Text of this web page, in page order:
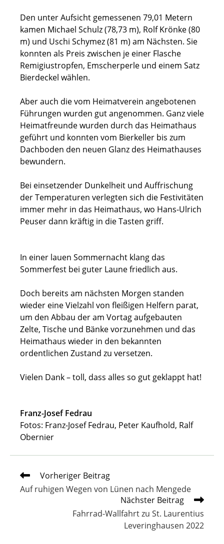
Den unter Aufsicht gemessenen 79,01 Metern
kamen Michael Schulz (78,73 m), Rolf Krönke (80
m) und Uschi Schymez (81 m) am Nächsten. Sie
konnten als Preis zwischen je einer Flasche
Remigiustropfen, Emscherperle und einem Satz
Bierdeckel wählen.
Aber auch die vom Heimatverein angebotenen
Führungen wurden gut angenommen. Ganz viele
Heimatfreunde wurden durch das Heimathaus
geführt und konnten vom Bierkeller bis zum
Dachboden den neuen Glanz des Heimathauses
bewundern.
Bei einsetzender Dunkelheit und Auffrischung
der Temperaturen verlegten sich die Festivitäten
immer mehr in das Heimathaus, wo Hans-Ulrich
Peuser dann kräftig in die Tasten griff.
In einer lauen Sommernacht klang das
Sommerfest bei guter Laune friedlich aus.
Doch bereits am nächsten Morgen standen
wieder eine Vielzahl von fleißigen Helfern parat,
um den Abbau der am Vortag aufgebauten
Zelte, Tische und Bänke vorzunehmen und das
Heimathaus wieder in den bekannten
ordentlichen Zustand zu versetzen.
Vielen Dank – toll, dass alles so gut geklappt hat!
Franz-Josef Fedrau
Fotos: Franz-Josef Fedrau, Peter Kaufhold, Ralf
Obernier
Weitere
Artikel
ansehen
Vorheriger Beitrag
Auf ruhigen Wegen von Lünen nach Mengede
Nächster Beitrag
Fahrrad-Wallfahrt zu St. Laurentius
Leveringhausen 2022